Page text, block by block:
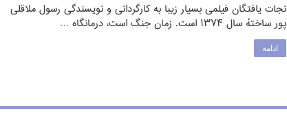
نجات یافتگان فیلمی بسیار زیبا به کارگردانی و نویسندگی رسول ملاقلی
پور ساختهٔ سال ۱۳۷۴ است. زمان جنگ است، درمانگاه …
ادامه